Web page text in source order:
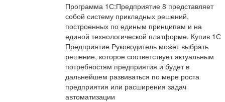
Программа 1С:Предприятие 8 представляет
собой систему прикладных решений,
построенных по единым принципам и на
единой технологической платформе. Купив 1С
Предприятие Руководитель может выбрать
решение, которое соответствует актуальным
потребностям предприятия и будет в
дальнейшем развиваться по мере роста
предприятия или расширения задач
автоматизации